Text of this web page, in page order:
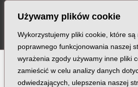
Używamy plików cookie
Wykorzystujemy pliki cookie, które
poprawnego funkcjonowania naszej
wyrażenia zgody używamy inne pliki
zamieścić w celu analizy danych
odwiedzających, ulepszenia naszej
content
B C D E F G H I
O P Q R S T U
navigation